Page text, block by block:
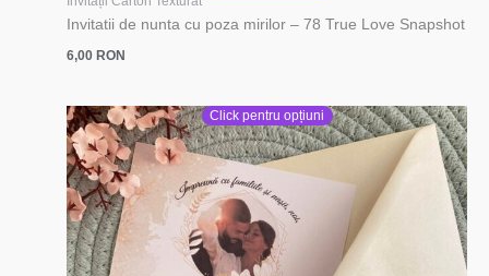
Invitatii de nunta cu poza mirilor – 78 True Love Snapshot
6,00RON
Click pentru opțiuni